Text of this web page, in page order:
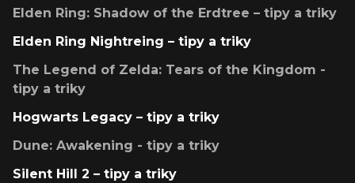
Elden Ring: Shadow of the Erdtree – tipy a triky
Elden Ring Nightreing – tipy a triky
The Legend of Zelda: Tears of the Kingdom -
tipy a triky
Hogwarts Legacy – tipy a triky
Dune: Awakening - tipy a triky
Silent Hill 2 – tipy a triky